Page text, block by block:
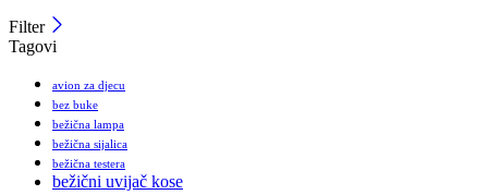
Filter
Tagovi
avion za djecu
bez buke
bežična lampa
bežična sijalica
bežična testera
bežični uvijač kose